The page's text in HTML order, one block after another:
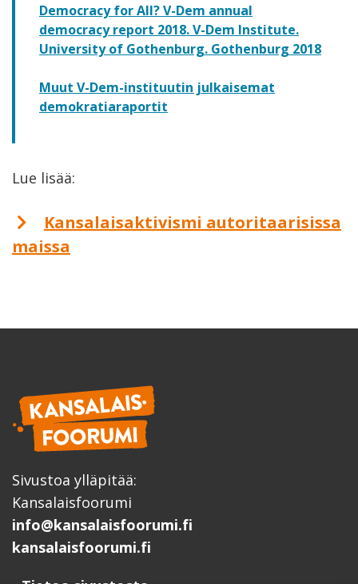
Democracy for All? V-Dem annual
democracy report 2018. V-Dem Institute.
University of Gothenburg. Gothenburg 2018
Muut V-Dem-instituutin julkaisemat
demokratiaraportit
Lue lisää:
Kansalaisaktivismi autoritaarisissa
maissa
Sivustoa ylläpitää:
Kansalaisfoorumi
info@kansalaisfoorumi.fi
kansalaisfoorumi.fi